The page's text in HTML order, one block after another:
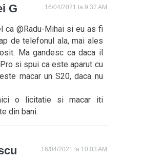
G 16/04/2021 la 9:37 AM
ca @Radu-Mihai si eu as fi
de telefonul ala, mai ales
Ma gandesc ca daca il
si spui ca este aparut cu
macar un S20, daca nu
o licitatie si macar iti
din bani.
16/04/2021 la 10:03 AM